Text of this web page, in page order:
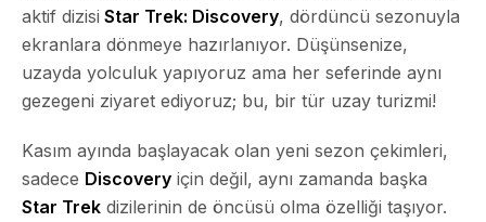
aktif dizisi Star Trek: Discovery, dördüncü sezonuyla
ekranlara dönmeye hazırlanıyor. Düşünsenize,
uzayda yolculuk yapıyoruz ama her seferinde aynı
gezegeni ziyaret ediyoruz; bu, bir tür uzay turizmi!
Kasım ayında başlayacak olan yeni sezon çekimleri,
sadece Discovery için değil, aynı zamanda başka
Star Trek dizilerinin de öncüsü olma özelliği taşıyor.